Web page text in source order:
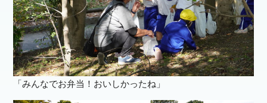
「みんなでお弁当！おいしかったね」